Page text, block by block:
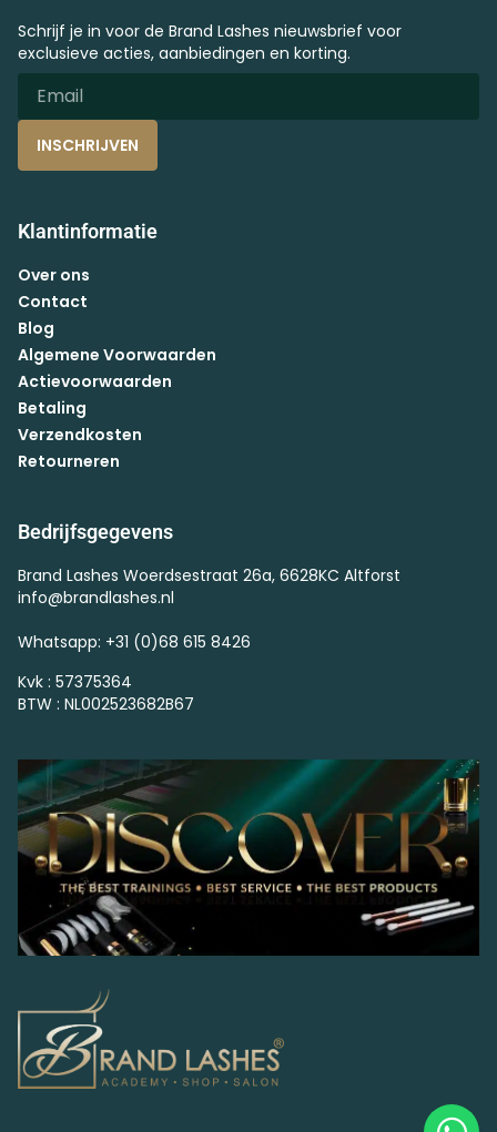
Schrijf je in voor de Brand Lashes nieuwsbrief voor
exclusieve acties, aanbiedingen en korting.
INSCHRIJVEN
Klantinformatie
Over ons
Contact
Blog
Algemene Voorwaarden
Actievoorwaarden
Betaling
Verzendkosten
Retourneren
Bedrijfsgegevens
Brand Lashes Woerdsestraat 26a, 6628KC Altforst
info@brandlashes.nl
Whatsapp: +31 (0)68 615 8426
Kvk : 57375364
BTW : NL002523682B67